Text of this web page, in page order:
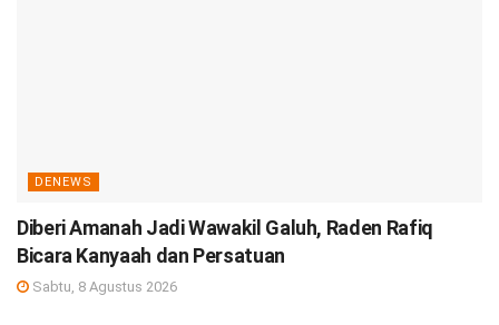
DENEWS
Diberi Amanah Jadi Wawakil Galuh, Raden Rafiq
Bicara Kanyaah dan Persatuan
Sabtu, 8 Agustus 2026